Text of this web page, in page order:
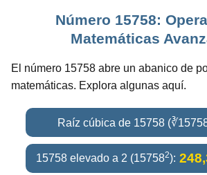
Número 15758:
Matemáticas
El número 15758 abre un abanico de
matemáticas. Explora algunas aquí.
Raíz cúbica de 15758
15758 elevado a 2 (157582):